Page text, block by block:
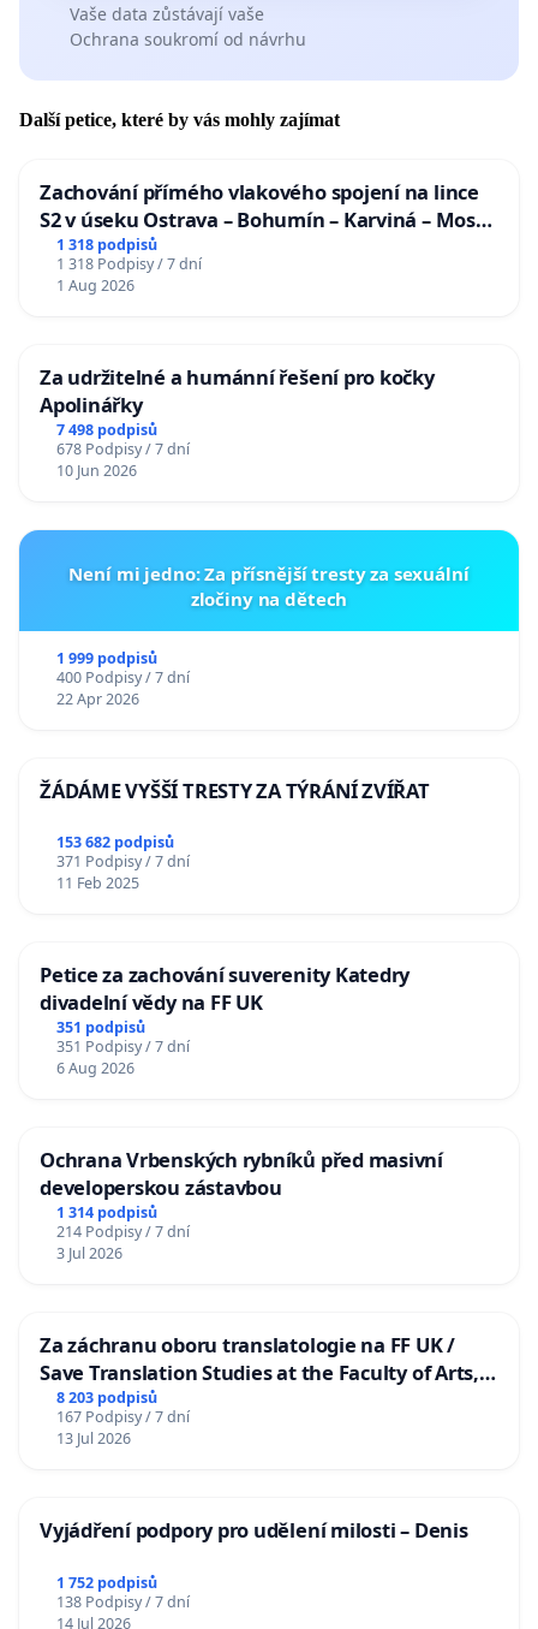
Vaše data zůstávají vaše
Ochrana soukromí od návrhu
Další petice, které by vás mohly zajímat
Zachování přímého vlakového spojení na lince
S2 v úseku Ostrava – Bohumín – Karviná – Mosty
u Jablunkova
1 318 podpisů
1 318 Podpisy / 7 dní
1 Aug 2026
Za udržitelné a humánní řešení pro kočky
Apolinářky
7 498 podpisů
678 Podpisy / 7 dní
10 Jun 2026
Není mi jedno: Za přísnější tresty za sexuální
zločiny na dětech
1 999 podpisů
400 Podpisy / 7 dní
22 Apr 2026
ŽÁDÁME VYŠŠÍ TRESTY ZA TÝRÁNÍ ZVÍŘAT
153 682 podpisů
371 Podpisy / 7 dní
11 Feb 2025
Petice za zachování suverenity Katedry
divadelní vědy na FF UK
351 podpisů
351 Podpisy / 7 dní
6 Aug 2026
Ochrana Vrbenských rybníků před masivní
developerskou zástavbou
1 314 podpisů
214 Podpisy / 7 dní
3 Jul 2026
Za záchranu oboru translatologie na FF UK /
Save Translation Studies at the Faculty of Arts,
Charles University
8 203 podpisů
167 Podpisy / 7 dní
13 Jul 2026
Vyjádření podpory pro udělení milosti – Denis
1 752 podpisů
138 Podpisy / 7 dní
14 Jul 2026